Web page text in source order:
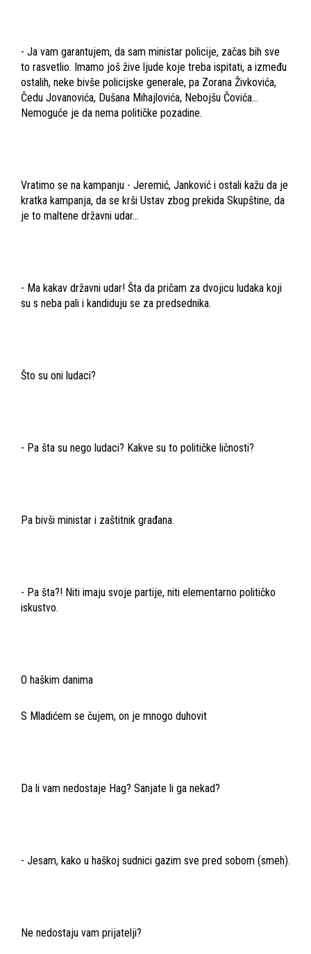
- Ja vam garantujem, da sam ministar policije, začas bih sve
to rasvetlio. Imamo još žive ljude koje treba ispitati, a između
ostalih, neke bivše policijske generale, pa Zorana Živkovića,
Čedu Jovanovića, Dušana Mihajlovića, Nebojšu Čovića...
Nemoguće je da nema političke pozadine.
Vratimo se na kampanju - Jeremić, Janković i ostali kažu da je
kratka kampanja, da se krši Ustav zbog prekida Skupštine, da
je to maltene državni udar...
- Ma kakav državni udar! Šta da pričam za dvojicu ludaka koji
su s neba pali i kandiduju se za predsednika.
Što su oni ludaci?
- Pa šta su nego ludaci? Kakve su to političke ličnosti?
Pa bivši ministar i zaštitnik građana.
- Pa šta?! Niti imaju svoje partije, niti elementarno političko
iskustvo.
O haškim danima
S Mladićem se čujem, on je mnogo duhovit
Da li vam nedostaje Hag? Sanjate li ga nekad?
- Jesam, kako u haškoj sudnici gazim sve pred sobom (smeh).
Ne nedostaju vam prijatelji?